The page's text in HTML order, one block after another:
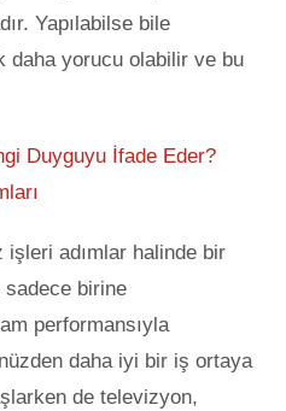
Yapılabilse bile
daha yorucu olabilir ve bu
Duyguyu İfade Eder?
işleri adımlar halinde bir
birine
performansıyla
daha iyi bir iş ortaya
de televizyon,